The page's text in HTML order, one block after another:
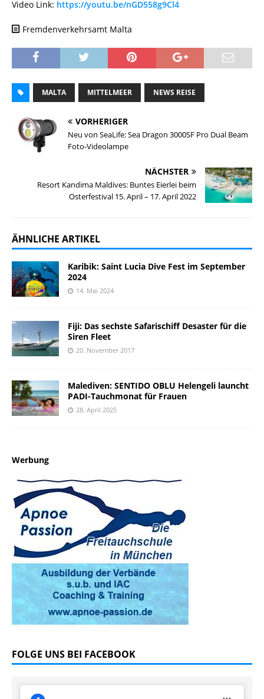
Video Link: https://youtu.be/nGD558g9Cl4
Fremdenverkehrsamt Malta
MALTA MITTELMEER NEWS REISE
VORHERIGER
Neu von SeaLife: Sea Dragon 3000SF Pro Dual Beam
Foto-Videolampe
NÄCHSTER
Resort Kandima Maldives: Buntes Eierlei beim
Osterfestival 15. April – 17. April 2022
ÄHNLICHE ARTIKEL
Karibik: Saint Lucia Dive Fest im September
2024
14. Mai 2024
Fiji: Das sechste Safarischiff Desaster für die
Siren Fleet
20. November 2017
Malediven: SENTIDO OBLU Helengeli launcht
PADI-Tauchmonat für Frauen
28. April 2025
Werbung
FOLGE UNS BEI FACEBOOK